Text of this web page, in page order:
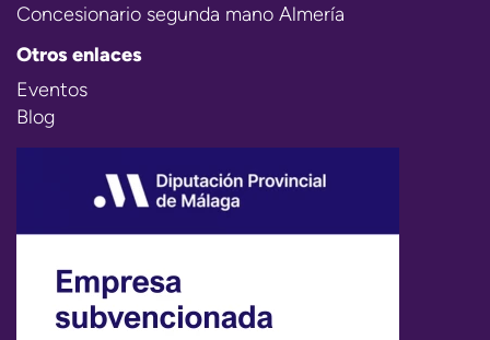
Concesionario segunda mano Almería
Otros enlaces
Eventos
Blog